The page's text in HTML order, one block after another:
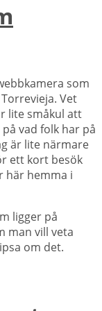
som
Vet
lite småkul att
vad folk har på
är lite närmare
ett kort besök
här hemma i
ligger på
man vill veta
om det.